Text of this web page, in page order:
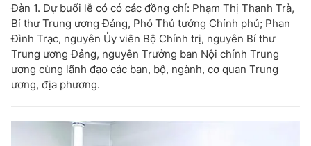
Đàn 1. Dự buổi lễ có có các đồng chí: Phạm Thị Thanh Trà,
Bí thư Trung ương Đảng, Phó Thủ tướng Chính phủ; Phan
Đình Trạc, nguyên Ủy viên Bộ Chính trị, nguyên Bí thư
Trung ương Đảng, nguyên Trưởng ban Nội chính Trung
ương cùng lãnh đạo các ban, bộ, ngành, cơ quan Trung
ương, địa phương.